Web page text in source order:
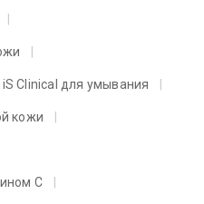
iS Clinical для умывания
кожи
C